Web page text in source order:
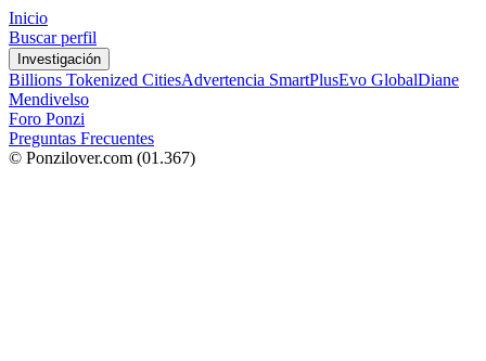
Inicio
Buscar perfil
Investigación
Billions Tokenized CitiesAdvertencia SmartPlusEvo GlobalDiane
Mendivelso
Foro Ponzi
Preguntas Frecuentes
© Ponzilover.com (01.367)